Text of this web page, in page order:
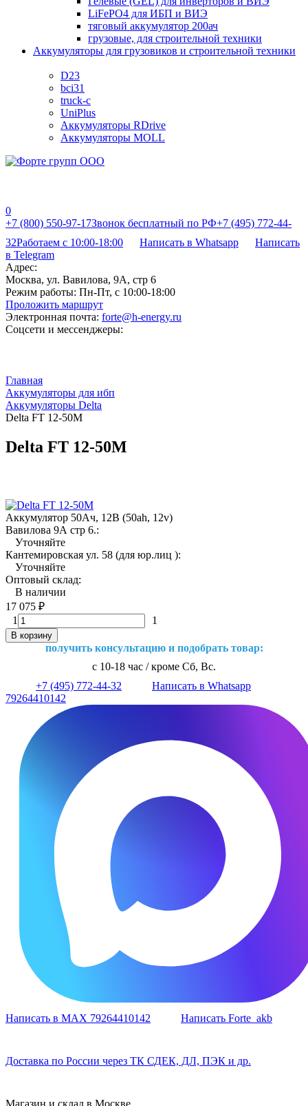
LiFePO4 для ИБП и ВИЭ
тяговый аккумулятор 200ач
грузовые, для строительной техники
Аккумуляторы для грузовиков и строительной техники
D23
bci31
truck-c
UniPlus
Аккумуляторы RDrive
Аккумуляторы MOLL
0
+7 (800) 550-97-17Звонок бесплатный по РФ+7 (495) 772-44-
32Работаем с 10:00-18:00 Написать в Whatsapp
Написать
в Telegram
Адрес:
Москва, ул. Вавилова, 9А, стр 6
Режим работы: Пн-Пт, с 10:00-18:00
Проложить маршрут
Электронная почта: forte@h-energy.ru
Соцсети и мессенджеры:
Главная
Аккумуляторы для ибп
Аккумуляторы Delta
Delta FT 12-50M
Delta FT 12-50M
Аккумулятор 50Ач, 12В (50ah, 12v)
Вавилова 9А стр 6.:
Уточняйте
Кантемировская ул. 58 (для юр.лиц ):
Уточняйте
Оптовый склад:
В наличии
17 075 ₽
1
1
В корзину
получить консультацию и подобрать товар:
с 10-18 час / кроме Сб, Вс.
+7 (495) 772-44-32
Написать в Whatsapp
79264410142
Написать в MAX 79264410142 Написать Forte_akb
Доставка по России через ТК СДЕК, ДЛ, ПЭК и др.
Магазин и склад в Москве